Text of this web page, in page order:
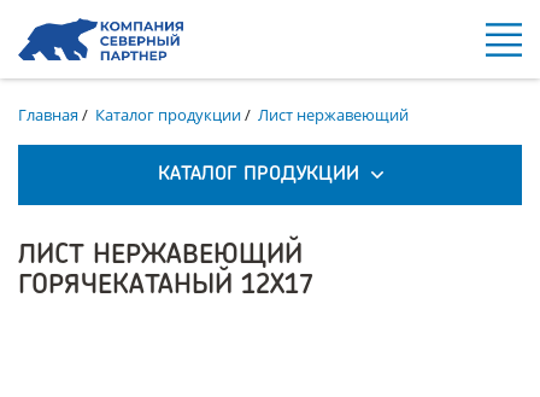
Главная/ Каталог продукции/ Лист нержавеющий
КАТАЛОГ ПРОДУКЦИИ
ЛИСТ НЕРЖАВЕЮЩИЙ
ГОРЯЧЕКАТАНЫЙ 12Х17